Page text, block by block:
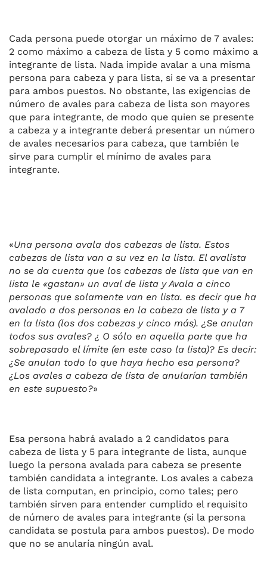
Cada persona puede otorgar un máximo de 7 avales:
2 como máximo a cabeza de lista y 5 como máximo a
integrante de lista. Nada impide avalar a una misma
persona para cabeza y para lista, si se va a presentar
para ambos puestos. No obstante, las exigencias de
número de avales para cabeza de lista son mayores
que para integrante, de modo que quien se presente
a cabeza y a integrante deberá presentar un número
de avales necesarios para cabeza, que también le
sirve para cumplir el mínimo de avales para
integrante.
«Una persona avala dos cabezas de lista. Estos
cabezas de lista van a su vez en la lista. El avalista
no se da cuenta que los cabezas de lista que van en
lista le «gastan» un aval de lista y Avala a cinco
personas que solamente van en lista. es decir que ha
avalado a dos personas en la cabeza de lista y a 7
en la lista (los dos cabezas y cinco más). ¿Se anulan
todos sus avales? ¿ O sólo en aquella parte que ha
sobrepasado el límite (en este caso la lista)? Es decir:
¿Se anulan todo lo que haya hecho esa persona?
¿Los avales a cabeza de lista de anularían también
en este supuesto?»
Esa persona habrá avalado a 2 candidatos para
cabeza de lista y 5 para integrante de lista, aunque
luego la persona avalada para cabeza se presente
también candidata a integrante. Los avales a cabeza
de lista computan, en principio, como tales; pero
también sirven para entender cumplido el requisito
de número de avales para integrante (si la persona
candidata se postula para ambos puestos). De modo
que no se anularía ningún aval.